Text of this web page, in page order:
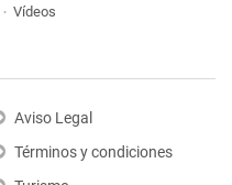
Vídeos
Aviso Legal
Términos y condiciones